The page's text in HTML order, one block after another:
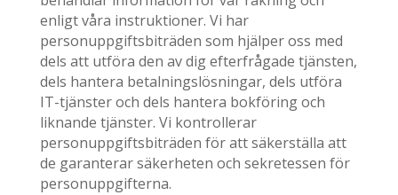
enligt våra instruktioner. Vi har
personuppgiftsbiträden som hjälper oss med
dels att utföra den av dig efterfrågade tjänsten,
dels hantera betalningslösningar, dels utföra
IT-tjänster och dels hantera bokföring och
liknande tjänster. Vi kontrollerar
personuppgiftsbiträden för att säkerställa att
de garanterar säkerheten och sekretessen för
personuppgifterna.